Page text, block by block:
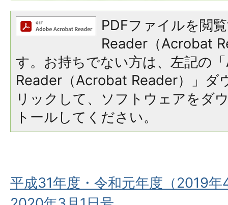
PDFファイルを閲
Reader（Acrobat
す。お持ちでない方は、左記の
Reader（Acrobat Reader）」ダ
リックして、ソフトウェアをダ
トールしてください。
平成31年度・令和元年度（2019